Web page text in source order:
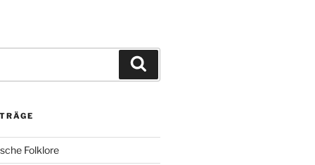
Folklore